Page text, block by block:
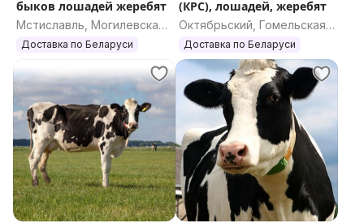
быков лошадей жеребят
Мстиславль, Могилевская
область
Доставка по Беларуси
(КРС), лошадей, жеребят
Октябрьский, Гомельская
область
Доставка по Беларуси